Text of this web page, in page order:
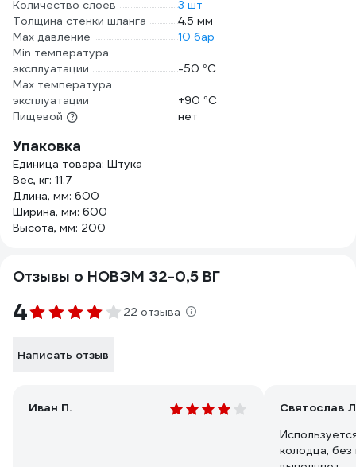
Количество слоев
3 шт
Толщина стенки шланга
4.5 мм
Max давление
10 бар
Min температура
эксплуатации
-50 °С
Мах температура
эксплуатации
+90 °С
Пищевой
нет
Упаковка
Единица товара: Штука
Вес, кг: 11.7
Длина, мм: 600
Ширина, мм: 600
Высота, мм: 200
Отзывы о НОВЭМ 32-0,5 ВГ
4 22 отзыва
Написать отзыв
Иван П.
Святослав
колодца,